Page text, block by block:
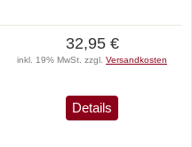
32,95 €
inkl. 19% MwSt. zzgl. Versandkosten
Details